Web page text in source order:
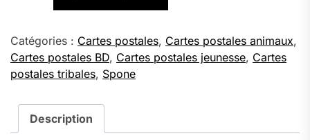
un
nouveau
message
-
Postale
(format
Catégories : Cartes postales, Cartes postales animaux,
Cartes postales BD, Cartes postales jeunesse, Cartes
postales tribales, Spone
Description